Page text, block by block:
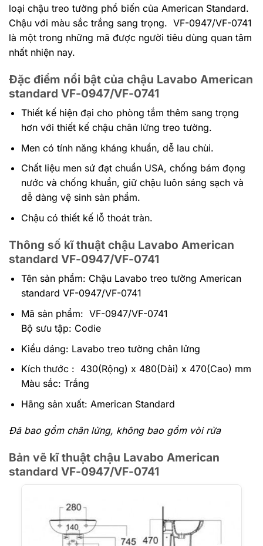
loại chậu treo tường phổ biến của American Standard.
Chậu với màu sắc trắng sang trọng. VF-0947/VF-0741
là một trong những mã được người tiêu dùng quan tâm
nhất nhiện nay.
Đặc điểm nổi bật của chậu Lavabo American
standard VF-0947/VF-0741
Thiết kế hiện đại cho phòng tắm thêm sang trọng
hơn với thiết kế chậu chân lửng treo tường.
Men có tính năng kháng khuẩn, dễ lau chùi.
Chất liệu men sứ đạt chuẩn USA, chống bám đọng
nước và chống khuẩn, giữ chậu luôn sáng sạch và
dễ dàng vệ sinh sản phẩm.
Chậu có thiết kế lỗ thoát tràn.
Thông số kĩ thuật chậu Lavabo American
standard VF-0947/VF-0741
Tên sản phẩm: Chậu Lavabo treo tường American
standard VF-0947/VF-0741
Mã sản phẩm: VF-0947/VF-0741
Bộ sưu tập: Codie
Kiểu dáng: Lavabo treo tường chân lửng
Kích thước : 430(Rộng) x 480(Dài) x 470(Cao) mm
Màu sắc: Trắng
Hãng sản xuất: American Standard
Đã bao gồm chân lửng, không bao gồm vòi rửa
Bản vẽ kĩ thuật chậu Lavabo American
standard VF-0947/VF-0741